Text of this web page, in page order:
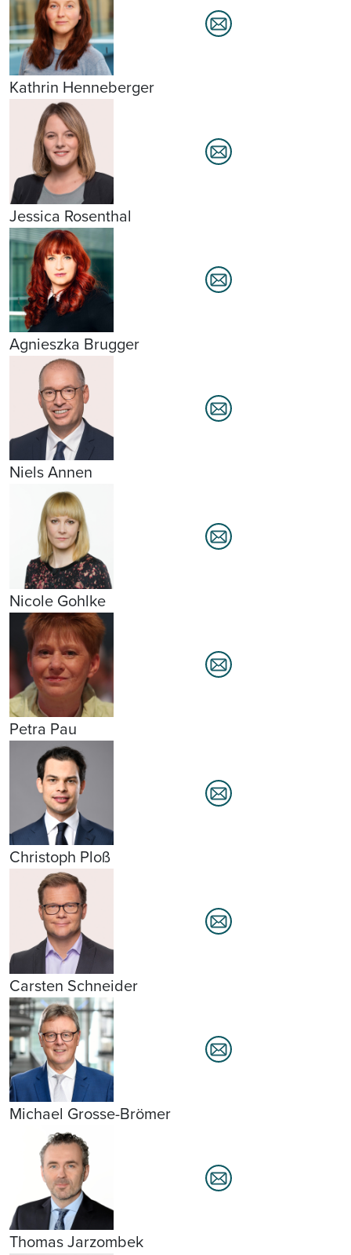
Kathrin Henneberger
Jessica Rosenthal
Agnieszka Brugger
Niels Annen
Nicole Gohlke
Petra Pau
Christoph Ploß
Carsten Schneider
Michael Grosse-Brömer
Thomas Jarzombek